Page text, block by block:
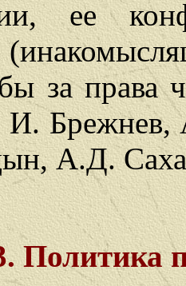
ее
за права
И.
А.Д.
Политика